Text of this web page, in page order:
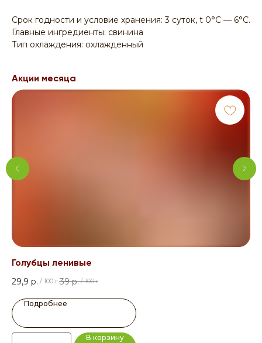
Срок годности и условие хранения: 3 суток, t 0°С — 6°С.
Главные ингредиенты: свинина
Тип охлаждения: охлажденный
Акции месяца
Голубцы ленивые
29,9 р. / 100 г 39 р. / 100 г
Подробнее
В корзину